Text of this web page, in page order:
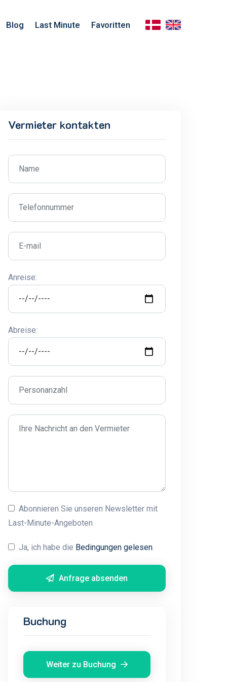
Blog Last Minute Favoritten
Vermieter kontakten
Anreise:
Abreise:
Abonnieren Sie unseren Newsletter mit
Last-Minute-Angeboten
Ja, ich habe die Bedingungen gelesen.
Anfrage absenden
Buchung
Weiter zu Buchung